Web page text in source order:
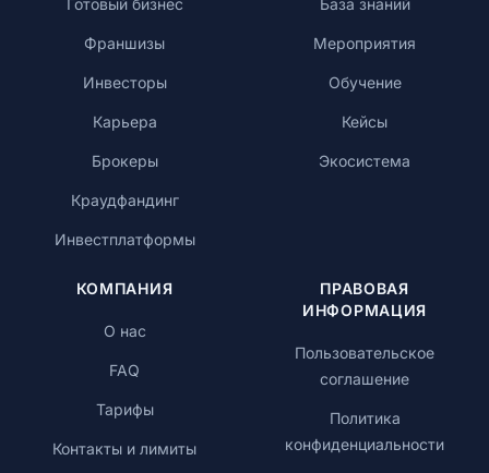
Готовый бизнес
Франшизы
Инвесторы
Карьера
Брокеры
Краудфандинг
Инвестплатформы
База знаний
Мероприятия
Обучение
Кейсы
Экосистема
КОМПАНИЯ
О нас
FAQ
Тарифы
Контакты и лимиты
ПРАВОВАЯ
ИНФОРМАЦИЯ
Пользовательское
соглашение
Политика
конфиденциальности